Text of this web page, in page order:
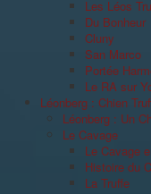
Les Léos
Du Bonheur
Cluny
San Marco
Portée
Le RA sur
Léonberg : Chien
Léonberg : Un
Le Cavage
Le Cavage
Histoire du
La Truffe